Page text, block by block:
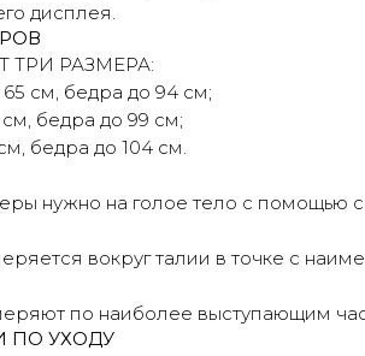
дисплея.
РАЗМЕРА:
см, бедра до 94 см;
бедра до 99 см;
бедра до 104 см.
нужно на голое тело с помощью
вокруг талии в точке с
по наиболее выступающим
ПО УХОДУ
Оплатите